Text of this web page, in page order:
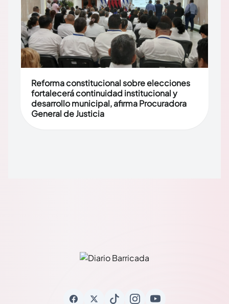
Reforma constitucional sobre elecciones
fortalecerá continuidad institucional y
desarrollo municipal, afirma Procuradora
General de Justicia